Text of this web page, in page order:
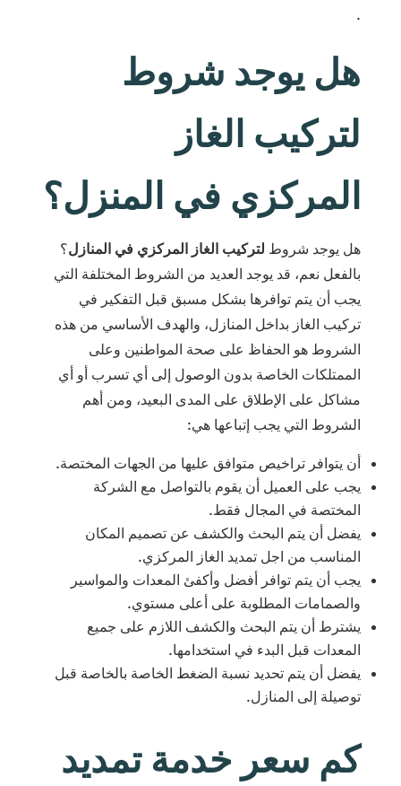
.
هل يوجد شروط
لتركيب الغاز
المركزي في المنزل؟
هل يوجد شروط لتركيب الغاز المركزي في المنازل؟
بالفعل نعم، قد يوجد العديد من الشروط المختلفة التي
يجب أن يتم توافرها بشكل مسبق قبل التفكير في
تركيب الغاز بداخل المنازل، والهدف الأساسي من هذه
الشروط هو الحفاظ على صحة المواطنين وعلى
الممتلكات الخاصة بدون الوصول إلى أي تسرب أو أي
مشاكل على الإطلاق على المدى البعيد، ومن أهم
الشروط التي يجب إتباعها هي:
أن يتوافر تراخيص متوافق عليها من الجهات المختصة.
يجب على العميل أن يقوم بالتواصل مع الشركة
المختصة في المجال فقط.
يفضل أن يتم البحث والكشف عن تصميم المكان
المناسب من اجل تمديد الغاز المركزي.
يجب أن يتم توافر أفضل وأكفئ المعدات والمواسير
والصمامات المطلوبة على أعلى مستوي.
يشترط أن يتم البحث والكشف اللازم على جميع
المعدات قبل البدء في استخدامها.
يفضل أن يتم تحديد نسبة الضغط الخاصة بالخاصة قبل
توصيلة إلى المنازل.
كم سعر خدمة تمديد